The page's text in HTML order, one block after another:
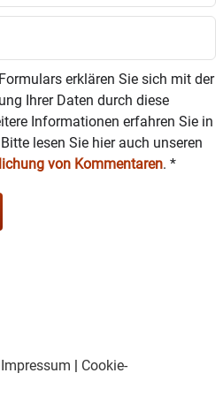
erklären Sie sich mit der
Ihrer Daten durch diese
Informationen erfahren Sie in
Bitte lesen Sie hier auch unseren
von Kommentaren. *
Impressum | Cookie-